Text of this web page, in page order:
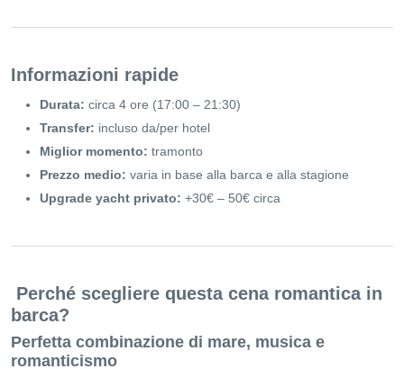
Informazioni rapide
Durata: circa 4 ore (17:00 – 21:30)
Transfer: incluso da/per hotel
Miglior momento: tramonto
Prezzo medio: varia in base alla barca e alla stagione
Upgrade yacht privato: +30€ – 50€ circa
Perché scegliere questa cena romantica in
barca?
Perfetta combinazione di mare, musica e
romanticismo